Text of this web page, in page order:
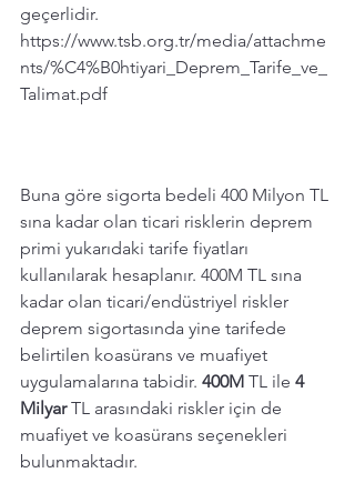
geçerlidir.
https://www.tsb.org.tr/media/attachme
nts/%C4%B0htiyari_Deprem_Tarife_ve_
Talimat.pdf
Buna göre sigorta bedeli 400 Milyon TL
sına kadar olan ticari risklerin deprem
primi yukarıdaki tarife fiyatları
kullanılarak hesaplanır. 400M TL sına
kadar olan ticari/endüstriyel riskler
deprem sigortasında yine tarifede
belirtilen koasürans ve muafiyet
uygulamalarına tabidir. 400M TL ile 4
Milyar TL arasındaki riskler için de
muafiyet ve koasürans seçenekleri
bulunmaktadır.